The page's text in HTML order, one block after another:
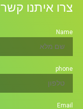
צרו איתנו קשר
Name
phone
Email